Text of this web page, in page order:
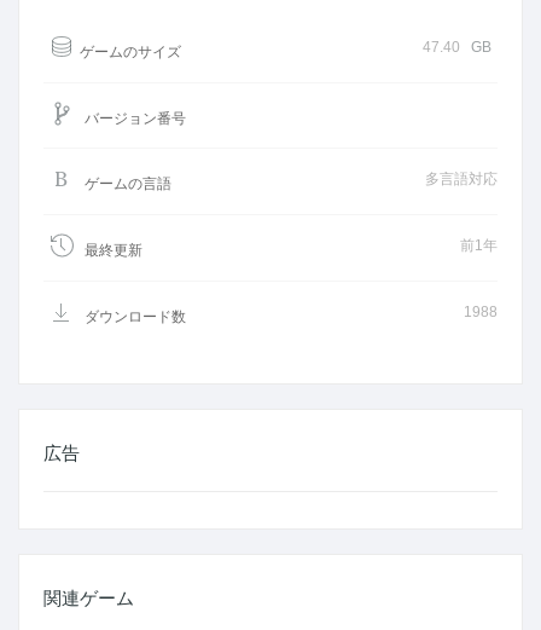
ゲームのサイズ 47.40 GB
バージョン番号
ゲームの言語 多言語対応
最終更新 前1年
ダウンロード数 1988
広告
関連ゲーム